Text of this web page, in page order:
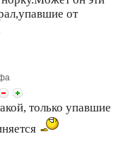
от
только упавшие